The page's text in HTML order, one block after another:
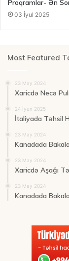
Proqramlar- Ən
03 İyul 2025
Most Featured
23 May 2024
Xaricdə Necə
24 İyun 2025
İtaliyada Təhsil
23 May 2024
Kanadada
23 May 2024
Xaricdə Aşağı
23 May 2024
Kanadada